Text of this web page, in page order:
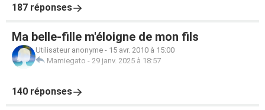
187 réponses
Ma belle-fille m'éloigne de mon fils
Utilisateur anonyme - 15 avr. 2010 à 15:00
Mamiegato - 29 janv. 2025 à 18:57
140 réponses